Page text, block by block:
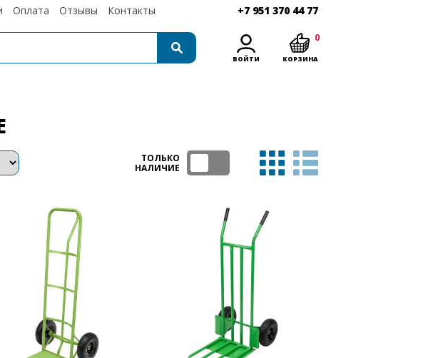
Оплата Отзывы Контакты +7 951 370 44 77
ВОЙТИ КОРЗИНА
0
ТОЛЬКО
НАЛИЧИЕ